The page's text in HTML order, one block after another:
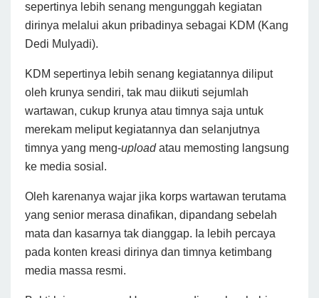
sepertinya lebih senang mengunggah kegiatan
dirinya melalui akun pribadinya sebagai KDM (Kang
Dedi Mulyadi).
KDM sepertinya lebih senang kegiatannya diliput
oleh krunya sendiri, tak mau diikuti sejumlah
wartawan, cukup krunya atau timnya saja untuk
merekam meliput kegiatannya dan selanjutnya
timnya yang meng-uploadatau memosting langsung
ke media sosial.
Oleh karenanya wajar jika korps wartawan terutama
yang senior merasa dinafikan, dipandang sebelah
mata dan kasarnya tak dianggap. Ia lebih percaya
pada konten kreasi dirinya dan timnya ketimbang
media massa resmi.